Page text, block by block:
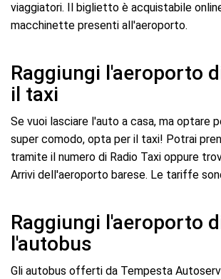
viaggiatori. Il biglietto è acquistabile
macchinette presenti all'aeroporto.
Raggiungi l'aeroporto
il taxi
Se vuoi lasciare l'auto a casa, ma optare
super comodo, opta per il taxi! Potrai
tramite il numero di Radio Taxi oppure
Arrivi dell'aeroporto barese. Le tariffe
Raggiungi l'aeroporto
l'autobus
Gli autobus offerti da Tempesta